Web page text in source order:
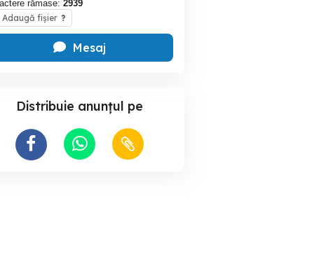
rămase: 2939
Adaugă fișier ?
Mesaj
Distribuie anunțul pe